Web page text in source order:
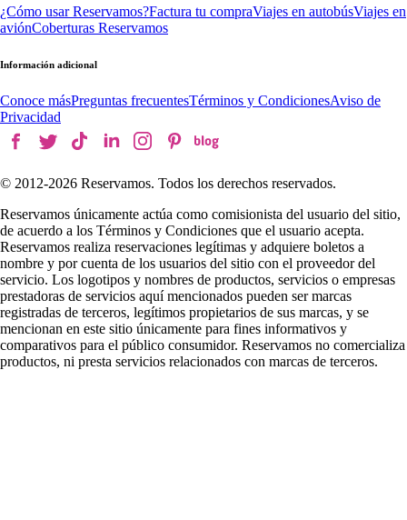
¿Cómo usar Reservamos?Factura tu compraViajes en autobúsViajes en
aviónCoberturas Reservamos
Información adicional
Conoce másPreguntas frecuentesTérminos y CondicionesAviso de
Privacidad
© 2012-2026 Reservamos. Todos los derechos reservados.
Reservamos únicamente actúa como comisionista del usuario del sitio,
de acuerdo a los Términos y Condiciones que el usuario acepta.
Reservamos realiza reservaciones legítimas y adquiere boletos a
nombre y por cuenta de los usuarios del sitio con el proveedor del
servicio. Los logotipos y nombres de productos, servicios o empresas
prestadoras de servicios aquí mencionados pueden ser marcas
registradas de terceros, legítimos propietarios de sus marcas, y se
mencionan en este sitio únicamente para fines informativos y
comparativos para el público consumidor. Reservamos no comercializa
productos, ni presta servicios relacionados con marcas de terceros.